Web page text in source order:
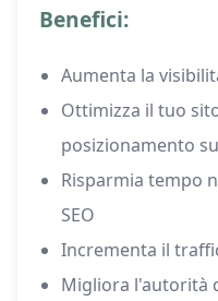
Benefici:
Aumenta la
Ottimizza il tuo
posizionamento
Risparmia tempo
SEO
Incrementa il
Migliora l'autorità